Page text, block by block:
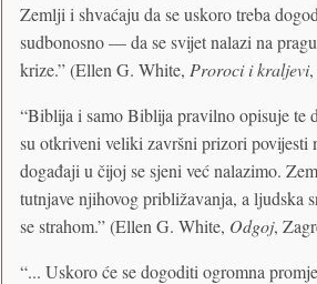
Zemlji i shvaćaju da se uskoro treba
sudbonosno — da se svijet nalazi na
krize.” (Ellen G. White, Proroci i kraljevi
“Biblija i samo Biblija pravilno opisuje te
su otkriveni veliki završni prizori povijesti
događaji u čijoj se sjeni već nalazimo.
tutnjave njihovog približavanja, a ljudska
se strahom.” (Ellen G. White, Odgoj,
“... Uskoro će se dogoditi ogromna